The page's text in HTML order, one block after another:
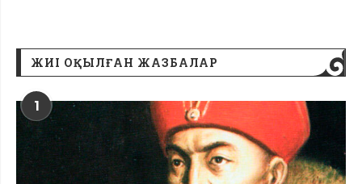
ЖИІ ОҚЫЛҒАН ЖАЗБАЛАР
1